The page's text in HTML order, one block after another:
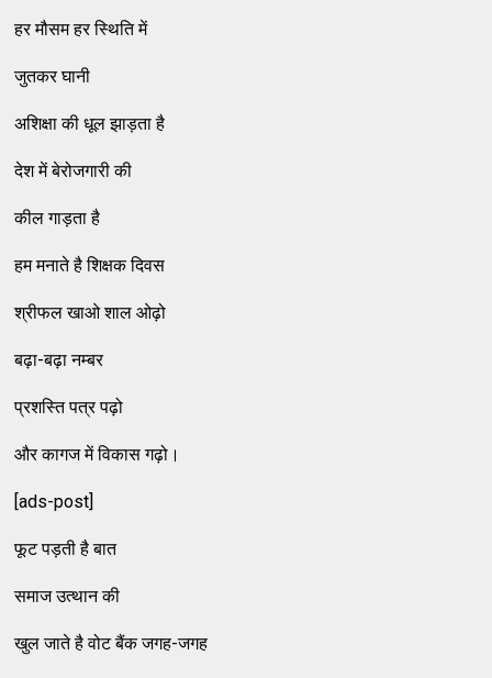
हर मौसम हर स्थिति में
जुतकर घानी
अशिक्षा की धूल झाड़ता है
देश में बेरोजगारी की
कील गाड़ता है
हम मनाते है शिक्षक दिवस
श्रीफल खाओ शाल ओढ़ो
बढ़ा-बढ़ा नम्बर
प्रशस्ति पत्र पढ़ो
और कागज में विकास गढ़ो।
[ads-post]
फूट पड़ती है बात
समाज उत्थान की
खुल जाते है वोट बैंक जगह-जगह